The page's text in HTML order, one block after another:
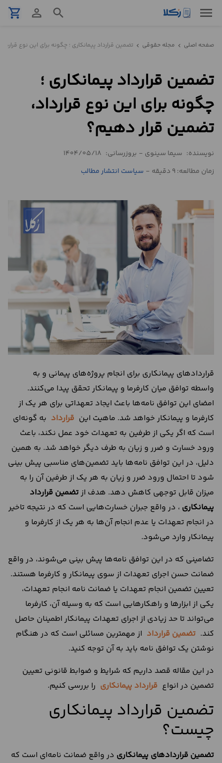
menu
search
person_outline
shopping_cart
نمونه
تنظیم
قرارداد
مشاوره
حقوقی
استعلام
محاسبه
آنلاین
صفحه اصلی chevron_left مجله حقوقی chevron_left تضمین قرارداد پیمانکاری ؛ چگونه برای این نوع
تضمین قرارداد پیمانکاری ؛
چگونه برای این نوع قرارداد،
تضمین قرار دهیم؟
نویسنده: سیما سینوی - بروزرسانی: 1404/05/18
زمان مطالعه: 9 دقیقه
- سیاست انتشار مطالب
قراردادهای پیمانکاری برای انجام پروژه‌های پیمانی و به
واسطه توافق میان کارفرما و پیمانکار تحقق پیدا می‌کنند.
امضای این توافق نامه‌ها باعث ایجاد تعهداتی برای هر یک از
کارفرما و پیمانکار خواهد شد. ماهیت این قرارداد به گونه‌ای
است که اگر یکی از طرفین به تعهدات خود عمل نکند، باعث
ورود خسارت و ضرر و زیان به طرف دیگر خواهد شد. به همین
دلیل، در این توافق نامه‌ها باید تضمین‌های مناسبی پیش بینی
شود تا احتمال ورود ضرر و زیان به هر یک از طرفین آن را به
میزان قابل توجهی کاهش دهد. هدف از تضمین قرارداد
پیمانکاری ، در واقع جبران خسارت‌هایی است که در نتیجه تاخیر
در انجام تعهدات یا عدم انجام آن‌ها به هر یک از کارفرما و
پیمانکار وارد می‌شود.
تضامینی که در این توافق نامه‌ها پیش بینی می‌شوند، در واقع
ضمانت حسن اجرای تعهدات از سوی پیمانکار و کارفرما هستند.
تعیین تضمین انجام تعهدات یا ضمانت نامه انجام تعهدات،
یکی از ابزارها و راهکارهایی است که به وسیله آن، کارفرما
می‌تواند تا حد زیادی از اجرای تعهدات پیمانکار اطمینان حاصل
کند. تضمین قرارداد از مهمترین مسائلی است که در هنگام
نوشتن یک توافق نامه باید به آن توجه کنید.
در این مقاله قصد داریم که شرایط و ضوابط قانونی تعیین
تضمین در انواع قرارداد پیمانکاری را بررسی کنیم.
تضمین قرارداد پیمانکاری
چیست؟
تضمین قراردادهای پیمانکاری در واقع ضمانت نامه‌ای است که